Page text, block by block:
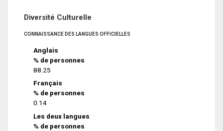
Diversité Culturelle
CONNAISSANCE DES LANGUES OFFICIELLES
Anglais
% de personnes
88.25
Français
% de personnes
0.14
Les deux langues
% de personnes